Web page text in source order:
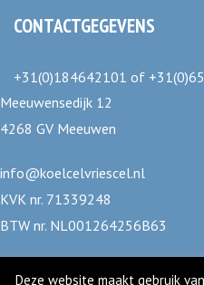
CONTACTGEGEVENS
+31(0)184642101 of
Meeuwensedijk 12
4268 GV Meeuwen
info@koelcelvriescel.nl
KVK nr. 71339248
BTW nr. NL001264256B63
Deze website maakt gebruik